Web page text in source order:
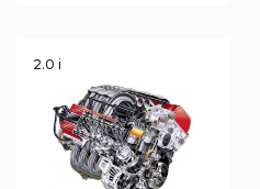
2.0 i